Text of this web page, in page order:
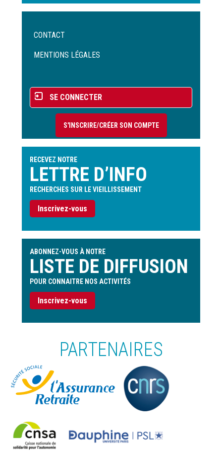
Menu
de
CONTACT
MENTIONS LÉGALES
Menu
du
compte
l'utilisateur
SE CONNECTER
S'INSCRIRE/CRÉER SON COMPTE
RECEVEZ NOTRE
LETTRE D’INFO
RECHERCHES SUR LE VIEILLISSEMENT
Inscrivez-vous
ABONNEZ-VOUS À NOTRE
LISTE DE DIFFUSION
POUR CONNAITRE NOS ACTIVITÉS
Inscrivez-vous
PARTENAIRES